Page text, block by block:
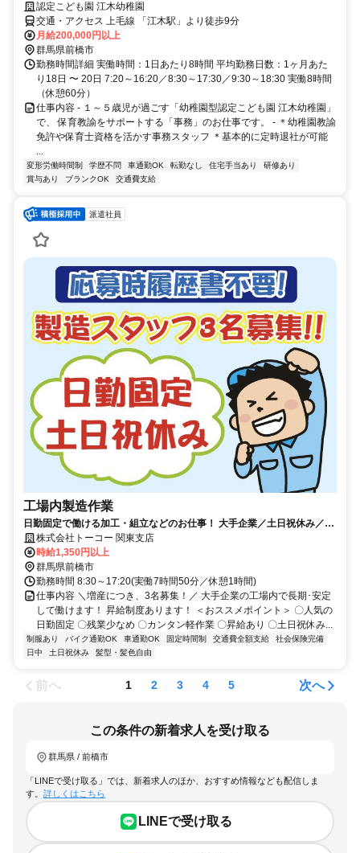
認定こども園 江木幼稚園
交通・アクセス 上毛線 「江木駅」より徒歩9分
月給200,000円以上
群馬県前橋市
勤務時間詳細 実働時間：1日あたり8時間 平均勤務日数：1ヶ月あた
り18日 〜 20日 7:20～16:20／8:30～17:30／9:30～18:30 実働8時間
（休憩60分）
仕事内容 - １～５歳児が過ごす「幼稚園型認定こども園 江木幼稚園」
で、 保育教諭をサポートする「事務」のお仕事です。 - ＊幼稚園教諭
免許や保育士資格を活かす事務スタッフ ＊基本的に定時退社が可能
...
変形労働時間制 学歴不問 車通勤OK 転勤なし 住宅手当あり
研修あり
賞与あり
ブランクOK 交通費支給
派遣社員
工場内製造作業
日勤固定で働ける加工・組立などのお仕事！ 大手企業／土日祝休み／車
通勤OK／昇給あり／履歴書不要
株式会社トーコー 関東支店
時給1,350円以上
群馬県前橋市
勤務時間 8:30～17:20(実働7時間50分／休憩1時間)
仕事内容 ＼増産につき、3名募集！／ 大手企業の工場内で長期･安定
して働けます！ 昇給制度あります！ ＜おススメポイント＞ 〇人気の
日勤固定 〇残業少なめ 〇カンタン軽作業 〇昇給あり 〇土日祝休み...
制服あり バイク通勤OK 車通勤OK 固定時間制 交通費全額支給
社会保険完備
日中
土日祝休み 髪型・髪色自由
前へ 1 2 3 4 5 次へ
この条件の新着求人を受け取る
群馬県 / 前橋市
「LINEで受け取る」では、新着求人のほか、おすすめ情報なども配信しま
す。 詳しくはこちら
LINEで受け取る